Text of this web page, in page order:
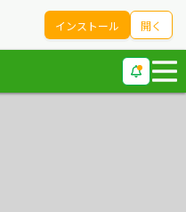
インストール 開く